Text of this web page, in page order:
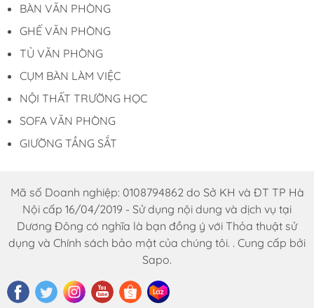
BÀN VĂN PHÒNG
GHẾ VĂN PHÒNG
TỦ VĂN PHÒNG
CỤM BÀN LÀM VIỆC
NỘI THẤT TRƯỜNG HỌC
SOFA VĂN PHÒNG
GIƯỜNG TẦNG SẮT
Mã số Doanh nghiệp: 0108794862 do Sở KH và ĐT TP Hà
Nội cấp 16/04/2019 - Sử dụng nội dung và dịch vụ tại
Dương Đông có nghĩa là bạn đồng ý với Thỏa thuật sử
dụng và Chính sách bảo mật của chúng tôi. . Cung cấp bởi
Sapo.